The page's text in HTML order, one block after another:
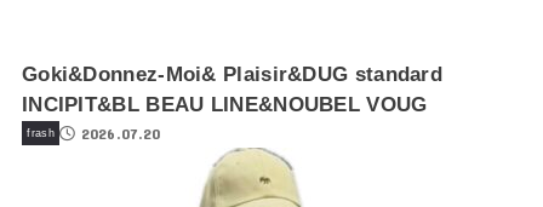
Goki&Donnez-Moi& Plaisir&DUG standard
INCIPIT&BL BEAU LINE&NOUBEL VOUG
frash 2026.07.20